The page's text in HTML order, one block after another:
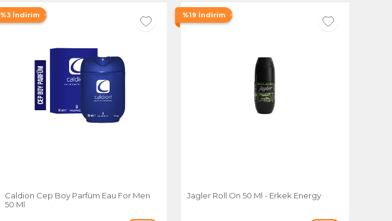
%3 İndirim
Caldion Cep Boy Parfüm Eau For Men
50 Ml
%19 İndirim
Jagler Roll On 50 Ml - Erkek Energy